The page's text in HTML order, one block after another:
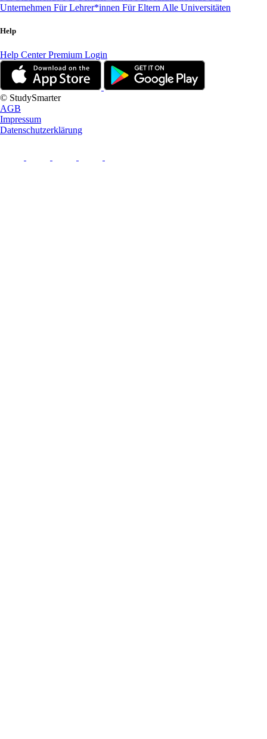
Unternehmen Für Lehrer*innen Für Eltern Alle Universitäten
Help
Help CenterPremium Login
© StudySmarter
AGB
Impressum
Datenschutzerklärung